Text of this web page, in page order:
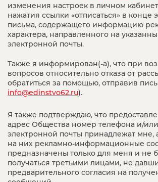
изменения настроек в личном
нажатия ссылки «отписаться» в конце
письма, содержащего информацию
характера, направленного на
электронной почты.
Также я информирован(-а), что при
вопросов относительно отказа от
обратиться за помощью, отправив
info@edinstvo62.ru).
Я также подтверждаю, что
адрес Общества номер телефона и/
электронной почты принадлежат мне,
на них рекламно-информационные
предназначены только для меня и не
получаться третьими лицами, не
предварительного согласия на